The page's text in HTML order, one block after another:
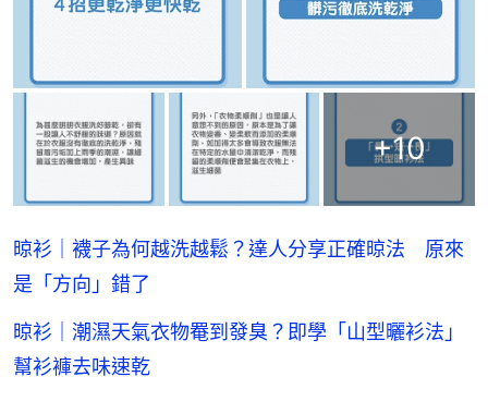
+10
晾衫｜襪子為何越洗越鬆？達人分享正確晾法 原來
是「方向」錯了
晾衫｜潮濕天氣衣物罨到發臭？即學「山型曬衫法」
幫衫褲去味速乾